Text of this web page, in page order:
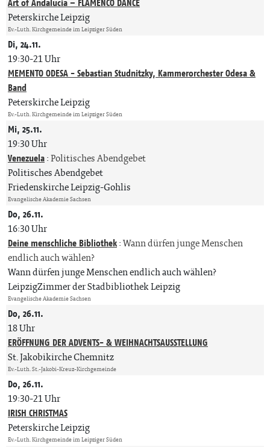
Art of Andalucia – FLAMENCO DANCE
Peterskirche Leipzig
Ev.-Luth. Kirchgemeinde im Leipziger Süden
Di, 24.11.
19:30-21 Uhr
MEMENTO ODESA - Sebastian Studnitzky, Kammerorchester Odesa &
Band
Peterskirche Leipzig
Ev.-Luth. Kirchgemeinde im Leipziger Süden
Mi, 25.11.
19:30 Uhr
Venezuela:Politisches Abendgebet
Politisches Abendgebet
Friedenskirche Leipzig-Gohlis
Evangelische Akademie Sachsen
Do, 26.11.
16:30 Uhr
Deine menschliche Bibliothek:Wann dürfen junge Menschen
endlich auch wählen?
Wann dürfen junge Menschen endlich auch wählen?
LeipzigZimmer der Stadbibliothek Leipzig
Evangelische Akademie Sachsen
Do, 26.11.
18 Uhr
ERÖFFNUNG DER ADVENTS- & WEIHNACHTSAUSSTELLUNG
St. Jakobikirche Chemnitz
Ev.-Luth. St.-Jakobi-Kreuz-Kirchgemeinde
Do, 26.11.
19:30-21 Uhr
IRISH CHRISTMAS
Peterskirche Leipzig
Ev.-Luth. Kirchgemeinde im Leipziger Süden